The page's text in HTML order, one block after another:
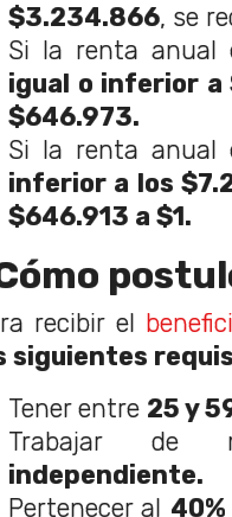
$3.234.866, se
Si la renta anual
igual o inferior a
$646.973.
Si la renta
inferior a los
$646.913 a $1.
recibir el
siguientes
Tener entre 25 y
Trabajar de
independiente.
Pertenecer al